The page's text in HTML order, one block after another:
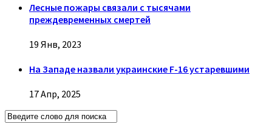
Лесные пожары связали с тысячами
преждевременных смертей
19 Янв, 2023
На Западе назвали украинские F-16 устаревшими
17 Апр, 2025